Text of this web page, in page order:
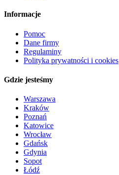
Informacje
Pomoc
Dane firmy
Regulaminy
Polityka prywatności i cookies
Gdzie jesteśmy
Warszawa
Kraków
Poznań
Katowice
Wrocław
Gdańsk
Gdynia
Sopot
Łódź